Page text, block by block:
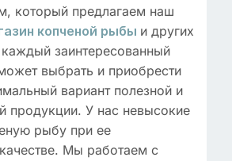
который предлагаем наш
копченой рыбы и других
заинтересованный
выбрать и приобрести
вариант полезной и
продукции. У нас невысокие
рыбу при ее
Мы работаем с